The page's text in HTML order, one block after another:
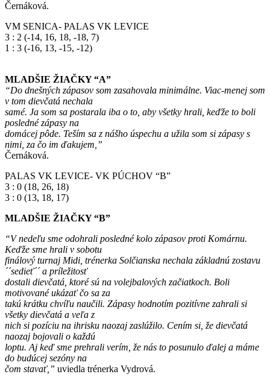
Černáková.
VM SENICA- PALAS VK LEVICE
3 : 2 (-14, 16, 18, -18, 7)
1 : 3 (-16, 13, -15, -12)
MLADŠIE ŽIAČKY “A”
“Do dnešných zápasov som zasahovala minimálne. Viac-menej som
v tom dievčatá nechala
samé. Ja som sa postarala iba o to, aby všetky hrali, keďže to boli
posledné zápasy na
domácej pôde. Teším sa z nášho úspechu a užila som si zápasy s
nimi, za čo im ďakujem,”
Černáková.
PALAS VK LEVICE- VK PÚCHOV “B”
3 : 0 (18, 26, 18)
3 : 0 (13, 18, 17)
MLADŠIE ŽIAČKY “B”
“V nedeľu sme odohrali posledné kolo zápasov proti Komárnu.
Keďže sme hrali v sobotu
finálový turnaj Midi, trénerka Solčianska nechala základnú zostavu
´´sedieť´´ a príležitosť
dostali dievčatá, ktoré sú na volejbalových začiatkoch. Boli
motivované ukázať čo sa za
takú krátku chvíľu naučili. Zápasy hodnotím pozitívne zahrali si
všetky dievčatá a veľa z
nich si pozíciu na ihrisku naozaj zaslúžilo. Cením si, že dievčatá
naozaj bojovali o každú
loptu. Aj keď sme prehrali verím, že nás to posunulo ďalej a máme
do budúcej sezóny na
čom stavať,” uviedla trénerka Vydrová.